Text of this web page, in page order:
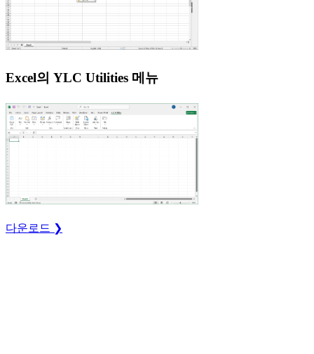
Excel의 YLC Utilities 메뉴
다운로드 ❯